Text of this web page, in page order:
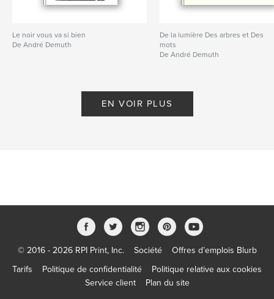
Le noir vous va si bien
De André Demuth
De la lumière Des arbres et Des
mots
De André Demuth
EN VOIR PLUS
© 2016 - 2026 RPI Print, Inc. Société
Offres d’emplois Blurb
Tarifs
Politique de confidentialité
Politique relative aux cookies
Service client
Plan du site